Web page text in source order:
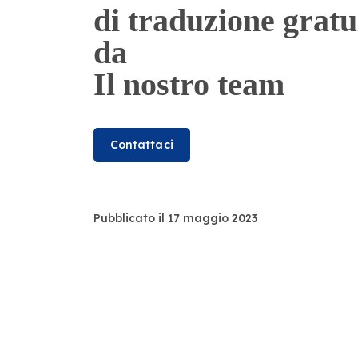
di traduzione
da
Il nostro team
Contattaci
Pubblicato il 17 maggio 2023